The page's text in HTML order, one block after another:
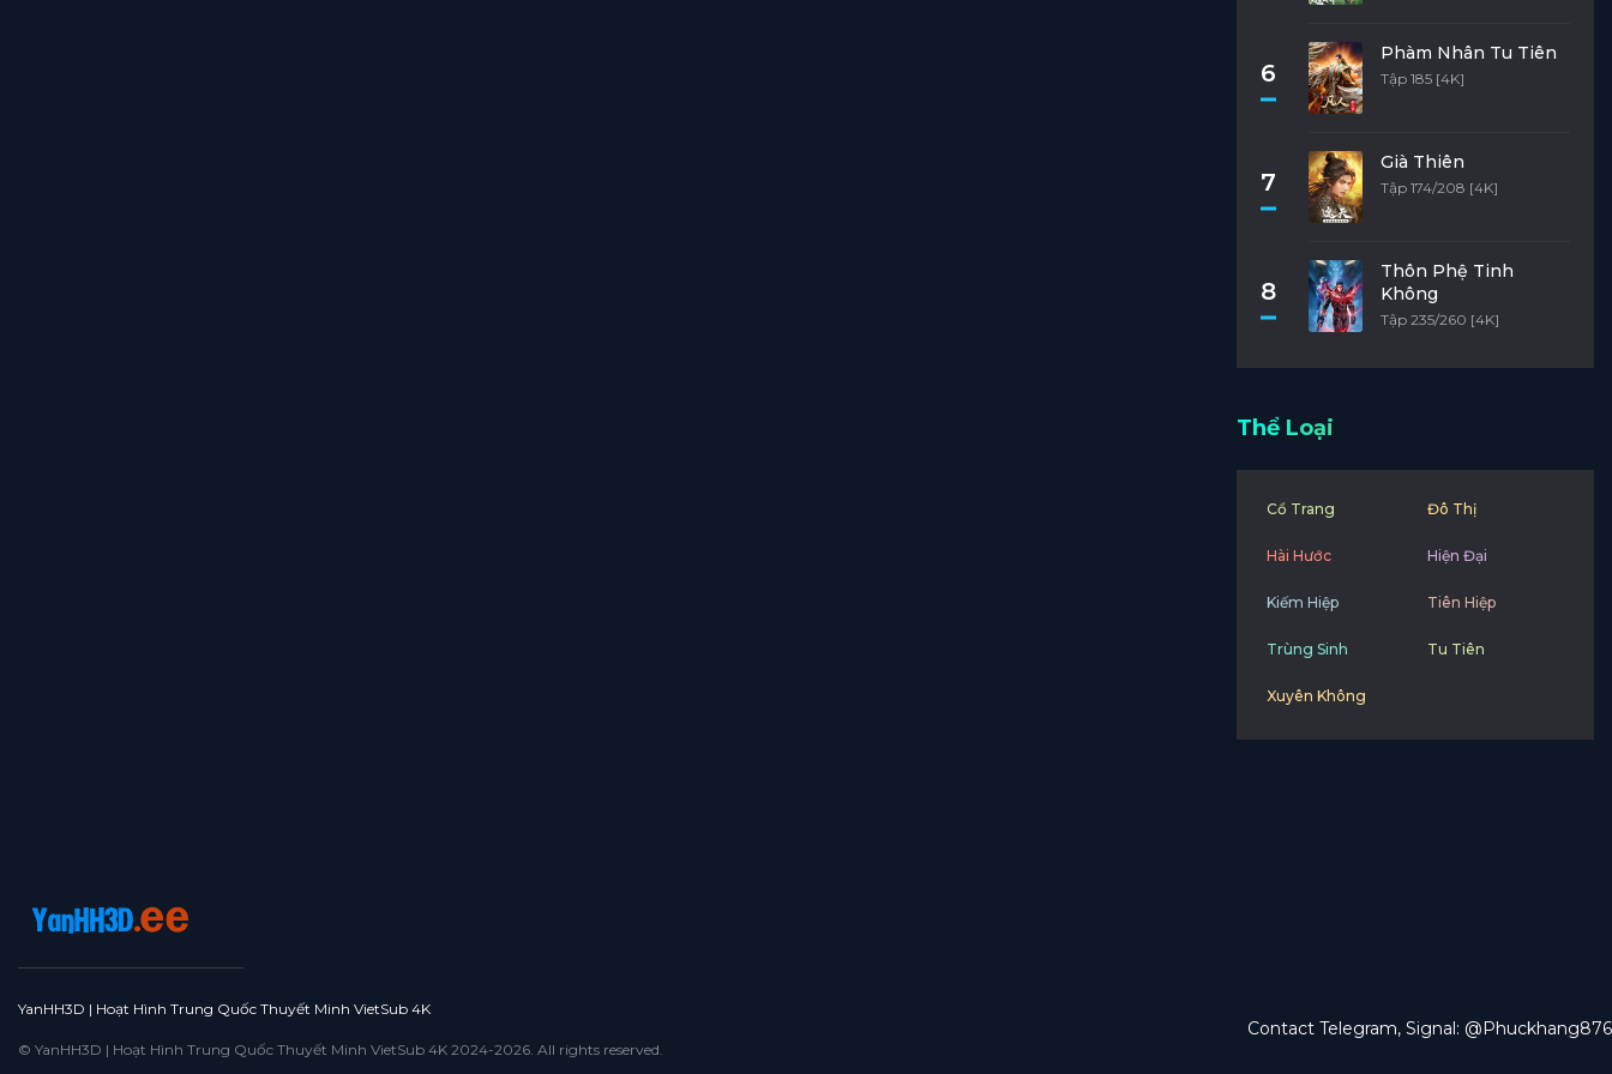
6
Phàm Nhân Tu Tiên
Tập 185 [4K]
7
Già Thiên
Tập 174/208 [4K]
8
Thôn Phệ Tinh
Không
Tập 235/260 [4K]
Thể Loại
Cổ Trang Đô Thị
Hài Hước Hiện Đại
Kiếm Hiệp Tiên Hiệp
Trùng Sinh Tu Tiên
Xuyên Không
YanHH3D | Hoạt Hình Trung Quốc Thuyết Minh VietSub 4K
Contact Telegram, Signal: @Phuckhang876
© YanHH3D | Hoạt Hình Trung Quốc Thuyết Minh VietSub 4K 2024-2026. All rights reserved.